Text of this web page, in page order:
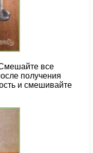
все
получения
и смешивайте